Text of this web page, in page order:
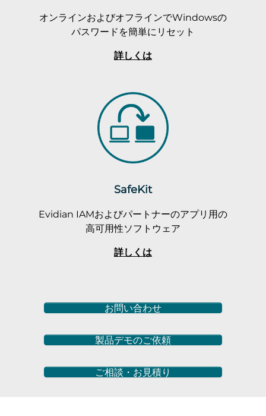
オンラインおよびオフラインでWindowsの
パスワードを簡単にリセット
詳しくは
SafeKit
Evidian IAMおよびパートナーのアプリ用の
高可用性ソフトウェア
詳しくは
お問い合わせ
製品デモのご依頼
ご相談・お見積り